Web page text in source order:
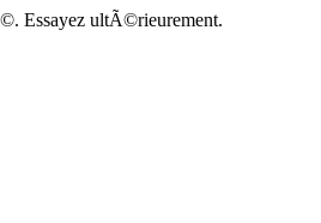
Essayez ultÃ©rieurement.